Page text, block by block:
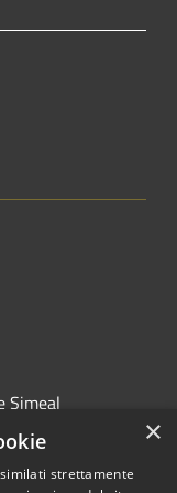
Simeal
×
strettamente